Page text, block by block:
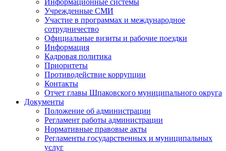
Информационные системы
Учрежденные СМИ
Участие в программах и международное
сотрудничество
Официальные визиты и рабочие поездки
Информация
Кадровая политика
Приоритеты
Противодействие коррупции
Контакты
Отчет главы Шпаковского муниципального округа
Документы
Положение об администрации
Регламент работы администрации
Нормативные правовые акты
Регламенты государственных и муниципальных
услуг